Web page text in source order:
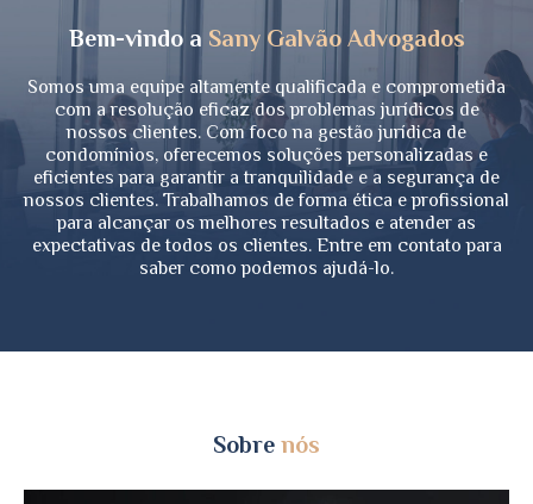
Bem-vindo a Sany Galvão Advogados
Somos uma equipe altamente qualificada e comprometida
com a resolução eficaz dos problemas jurídicos de
nossos clientes. Com foco na gestão jurídica de
condomínios, oferecemos soluções personalizadas e
eficientes para garantir a tranquilidade e a segurança de
nossos clientes. Trabalhamos de forma ética e profissional
para alcançar os melhores resultados e atender as
expectativas de todos os clientes. Entre em contato para
saber como podemos ajudá-lo.
Sobre nós